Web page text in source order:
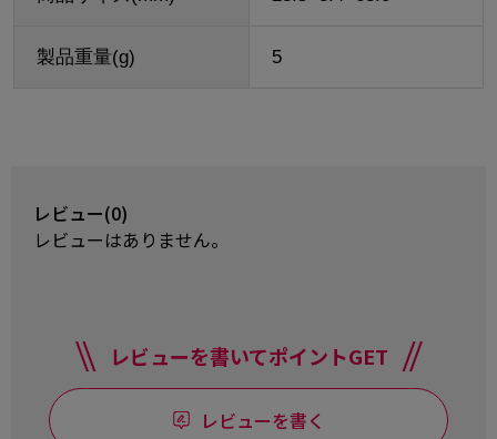
製品重量(g) 5
レビュー(0)
レビューはありません。
レビューを書いてポイントGET
レビューを書く